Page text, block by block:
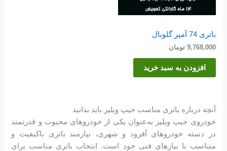
باتری 74 آمپر گلوبال
9,768,000 تومان
افزودن به سبد خرید
آنچه درباره باتری مناسب جیپ ویلیز باید بدانید
خودروی جیپ ویلیز به‌عنوان یکی از خودروهای محبوب و قدرتمند
در دسته خودروهای آفرود و شهری، نیازمند باتری باکیفیت و
متناسب با نیازهای فنی خود است. انتخاب باتری مناسب برای